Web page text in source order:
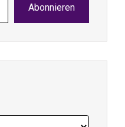
Abonnieren